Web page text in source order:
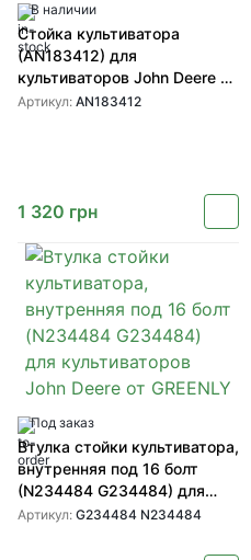
В наличии
Стойка культиватора
(AN183412) для
культиваторов John Deere от
GREENLY
Артикул: AN183412
1 320 грн
Под заказ
Втулка стойки культиватора,
внутренняя под 16 болт
(N234484 G234484) для
культиваторов John Deere от
Артикул: G234484 N234484